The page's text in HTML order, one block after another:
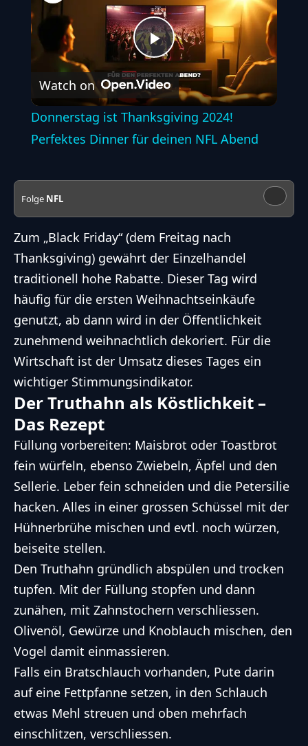
Play
Video
Watch on
Donnerstag ist Thanksgiving 2024!
Perfektes Dinner für deinen NFL Abend
Folge NFL
Zum „Black Friday“ (dem Freitag nach
Thanksgiving) gewährt der Einzelhandel
traditionell hohe Rabatte. Dieser Tag wird
häufig für die ersten Weihnachtseinkäufe
genutzt, ab dann wird in der Öffentlichkeit
zunehmend weihnachtlich dekoriert. Für die
Wirtschaft ist der Umsatz dieses Tages ein
wichtiger Stimmungsindikator.
Der Truthahn als Köstlichkeit –
Das Rezept
Füllung vorbereiten: Maisbrot oder Toastbrot
fein würfeln, ebenso Zwiebeln, Äpfel und den
Sellerie. Leber fein schneiden und die Petersilie
hacken. Alles in einer grossen Schüssel mit der
Hühnerbrühe mischen und evtl. noch würzen,
beiseite stellen.
Den Truthahn gründlich abspülen und trocken
tupfen. Mit der Füllung stopfen und dann
zunähen, mit Zahnstochern verschliessen.
Olivenöl, Gewürze und Knoblauch mischen, den
Vogel damit einmassieren.
Falls ein Bratschlauch vorhanden, Pute darin
auf eine Fettpfanne setzen, in den Schlauch
etwas Mehl streuen und oben mehrfach
einschlitzen, verschliessen.